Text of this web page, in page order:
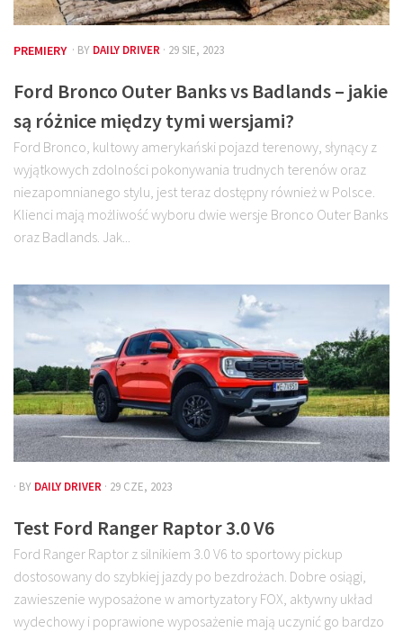
PREMIERY · BY DAILY DRIVER · 29 SIE, 2023
Ford Bronco Outer Banks vs Badlands – jakie
są różnice między tymi wersjami?
Ford Bronco, kultowy amerykański pojazd terenowy, słynący z
wyjątkowych zdolności pokonywania trudnych terenów oraz
niezapomnianego stylu, jest teraz dostępny również w Polsce.
Klienci mają możliwość wyboru dwie wersje Bronco Outer Banks
oraz Badlands. Jak...
· BY DAILY DRIVER · 29 CZE, 2023
Test Ford Ranger Raptor 3.0 V6
Ford Ranger Raptor z silnikiem 3.0 V6 to sportowy pickup
dostosowany do szybkiej jazdy po bezdrożach. Dobre osiągi,
zawieszenie wyposażone w amortyzatory FOX, aktywny układ
wydechowy i poprawione wyposażenie mają uczynić go bardzo